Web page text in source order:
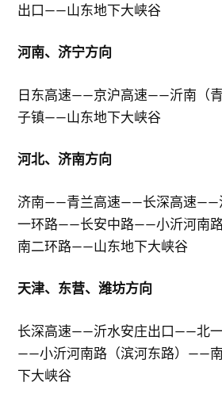
出口——山东地下大峡谷
河南、济宁方向
日东高速——京沪高速——沂南（
子镇——山东地下大峡谷
河北、济南方向
济南——青兰高速——长深高速——
一环路——长安中路——小沂河南
南二环路——山东地下大峡谷
天津、东营、潍坊方向
长深高速——沂水安庄出口——北
——小沂河南路（滨河东路）——
下大峡谷